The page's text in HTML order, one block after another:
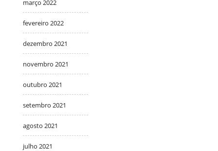
março 2022
fevereiro 2022
dezembro 2021
novembro 2021
outubro 2021
setembro 2021
agosto 2021
julho 2021